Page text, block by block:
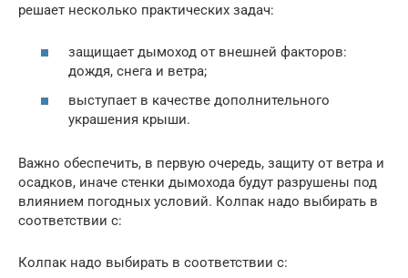
решает несколько практических задач:
защищает дымоход от внешней факторов:
дождя, снега и ветра;
выступает в качестве дополнительного
украшения крыши.
Важно обеспечить, в первую очередь, защиту от ветра и
осадков, иначе стенки дымохода будут разрушены под
влиянием погодных условий. Колпак надо выбирать в
соответствии с:
Колпак надо выбирать в соответствии с: